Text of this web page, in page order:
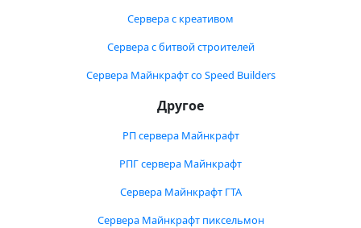
Сервера с креативом
Сервера с битвой строителей
Сервера Майнкрафт со Speed Builders
Другое
РП сервера Майнкрафт
РПГ сервера Майнкрафт
Сервера Майнкрафт ГТА
Сервера Майнкрафт пиксельмон